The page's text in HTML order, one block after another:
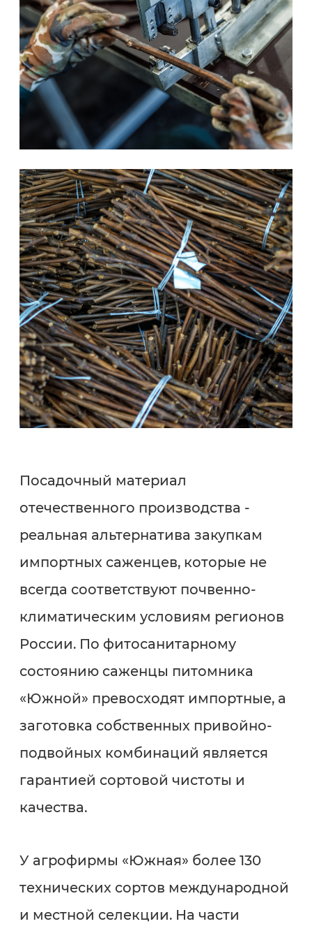
Посадочный материал
отечественного производства -
реальная альтернатива закупкам
импортных саженцев, которые не
всегда соответствуют почвенно-
климатическим условиям регионов
России. По фитосанитарному
состоянию саженцы питомника
«Южной» превосходят импортные, а
заготовка собственных привойно-
подвойных комбинаций является
гарантией сортовой чистоты и
качества.
У агрофирмы «Южная» более 130
технических сортов международной
и местной селекции. На части